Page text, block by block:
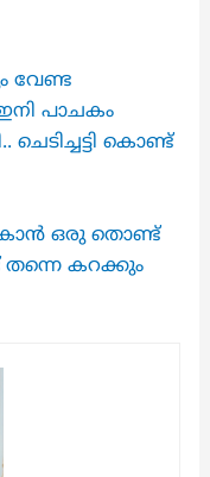
വേണ്ട
പാചകം
ചെടിച്ചട്ടി കൊണ്ട്
ഒരു തൊണ്ട്
തന്നെ കറക്കും